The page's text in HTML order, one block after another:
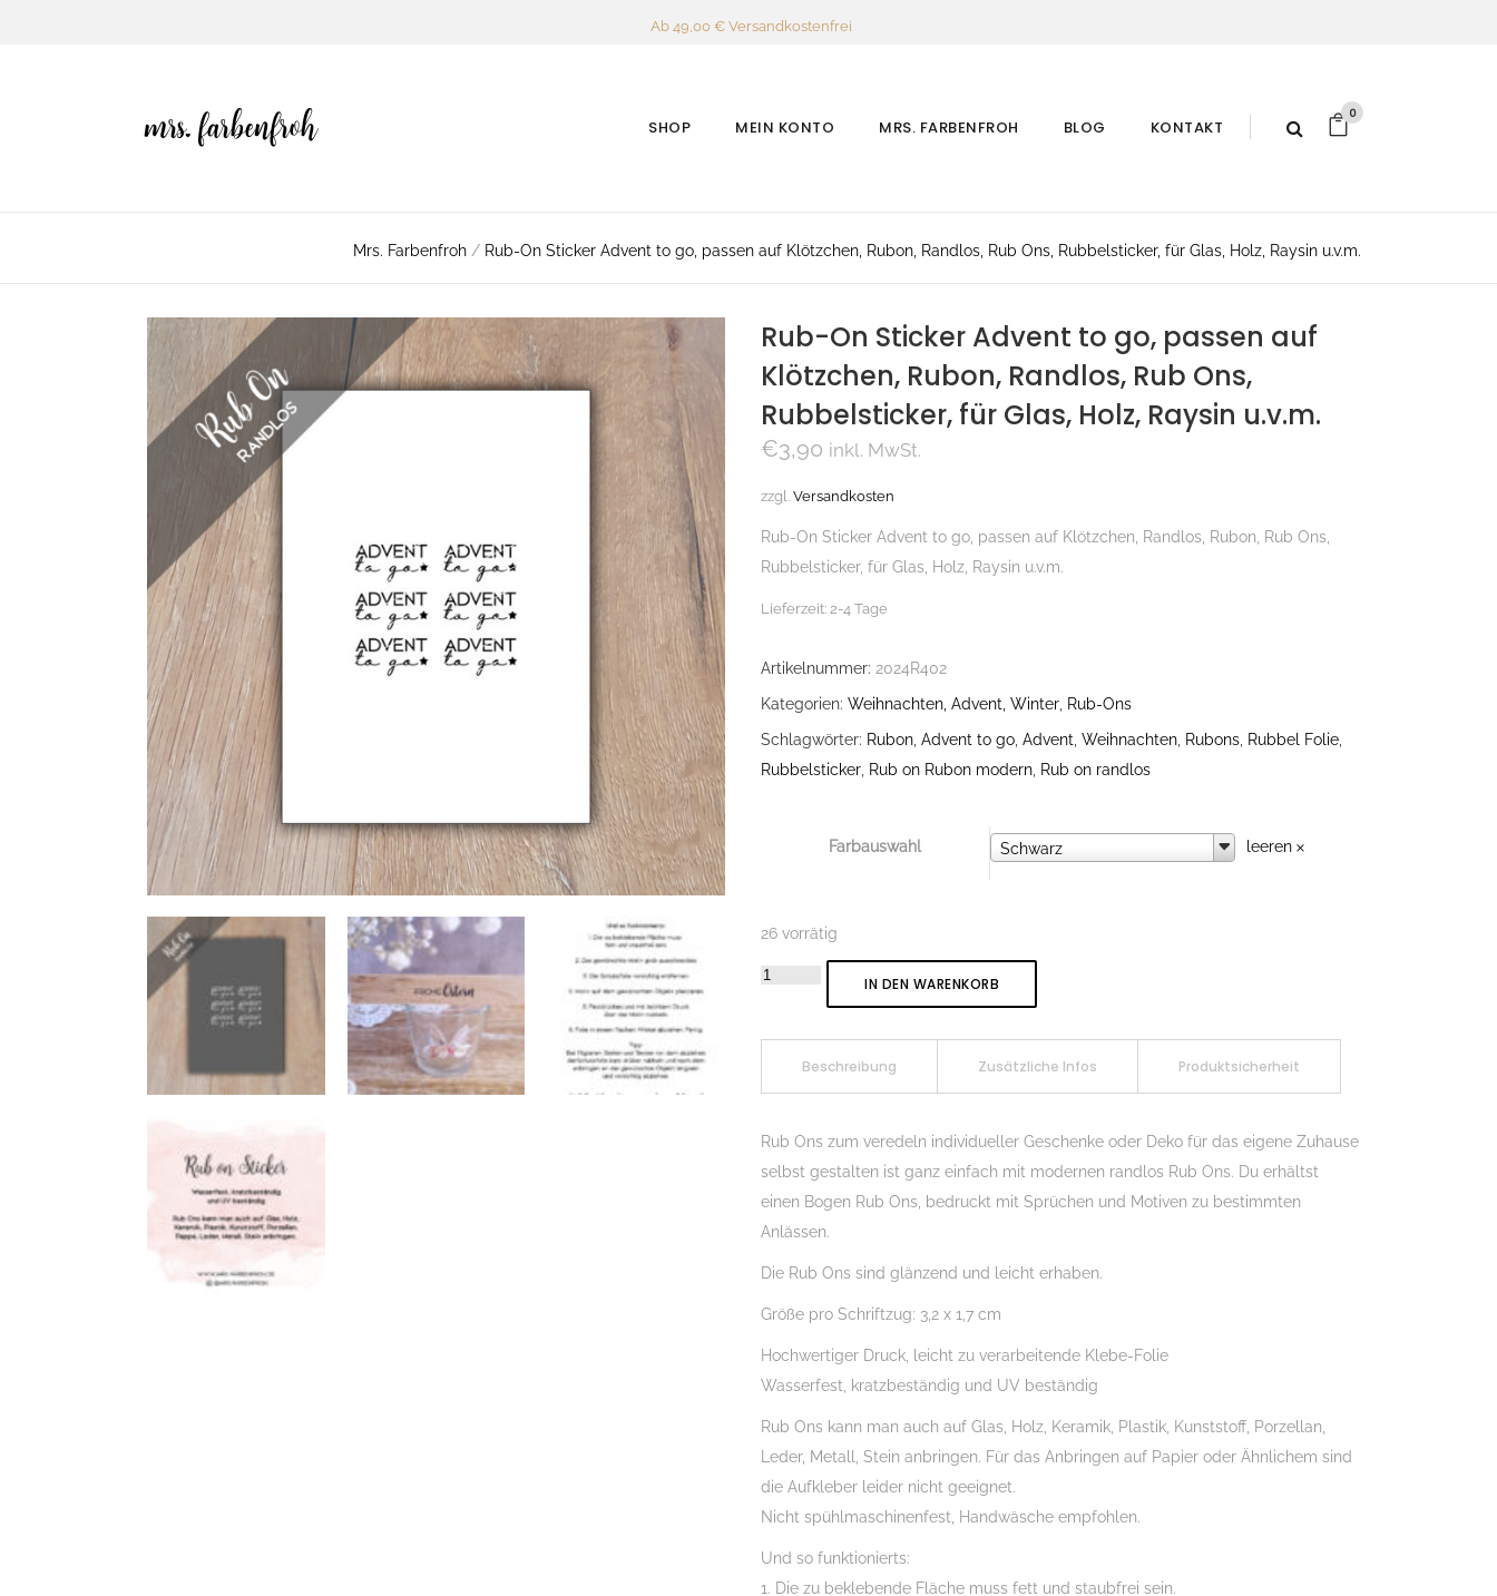
Ab 49,00 € Versandkostenfrei
SHOP MEIN KONTO MRS. FARBENFROH BLOG KONTAKT
0
Mrs. Farbenfroh / Rub-On Sticker Advent to go, passen auf Klötzchen, Rubon, Randlos, Rub Ons, Rubbelsticker, für Glas, Holz, Raysin u.v.m.
Rub-On Sticker Advent to go, passen auf
Klötzchen, Rubon, Randlos, Rub Ons,
Rubbelsticker, für Glas, Holz, Raysin u.v.m.
€3,90 inkl. MwSt.
zzgl. Versandkosten
Rub-On Sticker Advent to go, passen auf Klötzchen, Randlos, Rubon, Rub Ons,
Rubbelsticker, für Glas, Holz, Raysin u.v.m.
Lieferzeit: 2-4 Tage
Artikelnummer: 2024R402
Kategorien: Weihnachten, Advent, Winter Rub-Ons
Schlagwörter: Rubon Advent to go Advent Weihnachten Rubons Rubbel Folie
Rubbelsticker Rub on Rubon modern Rub on randlos
Farbauswahl Schwarz
Farbauswahl leeren
26 vorrätig
Rub-
Advent
to
Klötzchen,
Randlos,
Rub
Rubbelsticker,
für
Glas,
Holz,
Raysin
u.v.m.
IN DEN WARENKORB
Beschreibung Zusätzliche Infos Produktsicherheit
Rub Ons zum veredeln individueller Geschenke oder Deko für das eigene Zuhause
selbst gestalten ist ganz einfach mit modernen randlos Rub Ons. Du erhältst
einen Bogen Rub Ons, bedruckt mit Sprüchen und Motiven zu bestimmten
Anlässen.
Die Rub Ons sind glänzend und leicht erhaben.
Größe pro Schriftzug: 3,2 x 1,7 cm
Hochwertiger Druck, leicht zu verarbeitende Klebe-Folie
Wasserfest, kratzbeständig und UV beständig
Rub Ons kann man auch auf Glas, Holz, Keramik, Plastik, Kunststoff, Porzellan,
Leder, Metall, Stein anbringen. Für das Anbringen auf Papier oder Ähnlichem sind
die Aufkleber leider nicht geeignet.
Nicht spühlmaschinenfest, Handwäsche empfohlen.
Und so funktionierts:
1. Die zu beklebende Fläche muss fett und staubfrei sein.